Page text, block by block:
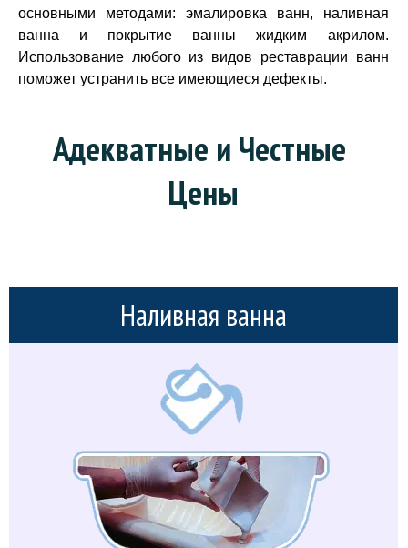
основными методами: эмалировка ванн, наливная
ванна и покрытие ванны жидким акрилом.
Использование любого из видов реставрации ванн
поможет устранить все имеющиеся дефекты.
Адекватные и Честные
Цены
Наливная ванна